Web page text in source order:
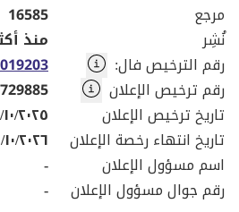
مرجع
16585
نُشِر
منذ أكثر
رقم الترخيص فال:
رقم ترخيص الإعلان
تاريخ ترخيص الإعلان
٢٠/١٠/
تاريخ انتهاء رخصة الإعلان
١٩/١٠/
اسم مسؤول الإعلان
-
رقم جوال مسؤول الإعلان
-